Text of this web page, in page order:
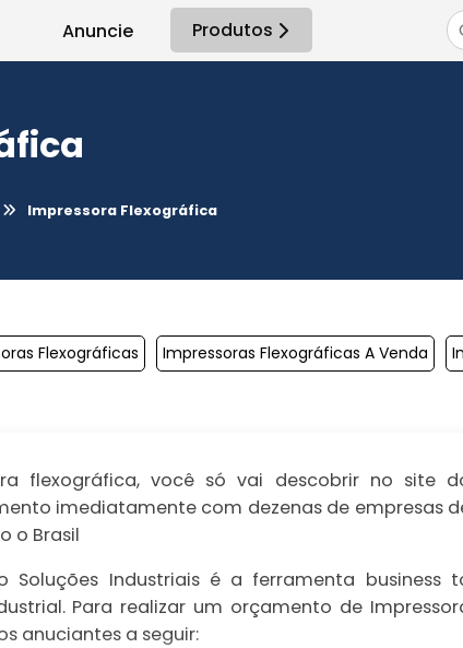
Anuncie Produtos
Impressora Flexográfica
Flexográficas Impressoras Flexográficas A Venda
flexográfica, você só vai descobrir no site
imediatamente com dezenas de empresas
o Brasil
Soluções Industriais é a ferramenta business
Para realizar um orçamento de
anuciantes a seguir: